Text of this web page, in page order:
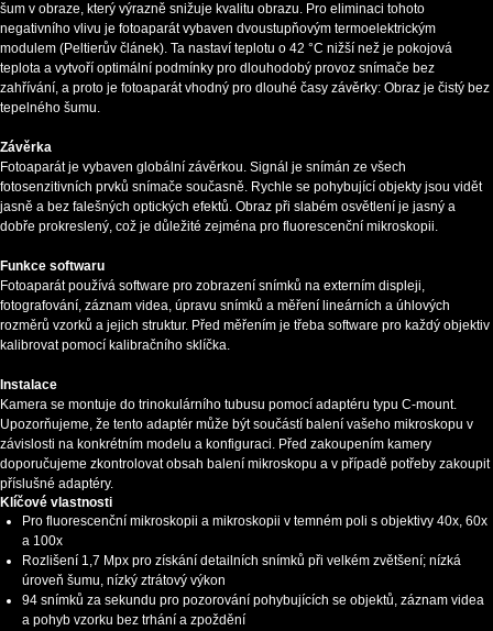
šum v obraze, který výrazně snižuje kvalitu obrazu. Pro eliminaci tohoto
negativního vlivu je fotoaparát vybaven dvoustupňovým termoelektrickým
modulem (Peltierův článek). Ta nastaví teplotu o 42 °C nižší než je pokojová
teplota a vytvoří optimální podmínky pro dlouhodobý provoz snímače bez
zahřívání, a proto je fotoaparát vhodný pro dlouhé časy závěrky: Obraz je čistý bez
tepelného šumu.
Závěrka
Fotoaparát je vybaven globální závěrkou. Signál je snímán ze všech
fotosenzitivních prvků snímače současně. Rychle se pohybující objekty jsou vidět
jasně a bez falešných optických efektů. Obraz při slabém osvětlení je jasný a
dobře prokreslený, což je důležité zejména pro fluorescenční mikroskopii.
Funkce softwaru
Fotoaparát používá software pro zobrazení snímků na externím displeji,
fotografování, záznam videa, úpravu snímků a měření lineárních a úhlových
rozměrů vzorků a jejich struktur. Před měřením je třeba software pro každý objektiv
kalibrovat pomocí kalibračního sklíčka.
Instalace
Kamera se montuje do trinokulárního tubusu pomocí adaptéru typu C-mount.
Upozorňujeme, že tento adaptér může být součástí balení vašeho mikroskopu v
závislosti na konkrétním modelu a konfiguraci. Před zakoupením kamery
doporučujeme zkontrolovat obsah balení mikroskopu a v případě potřeby zakoupit
příslušné adaptéry.
Klíčové vlastnosti
Pro fluorescenční mikroskopii a mikroskopii v temném poli s objektivy 40x, 60x
a 100x
Rozlišení 1,7 Mpx pro získání detailních snímků při velkém zvětšení; nízká
úroveň šumu, nízký ztrátový výkon
94 snímků za sekundu pro pozorování pohybujících se objektů, záznam videa
a pohyb vzorku bez trhání a zpoždění